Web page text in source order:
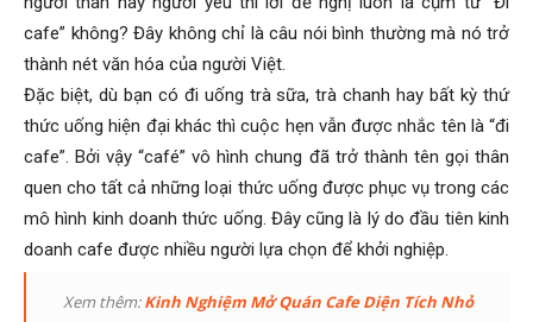
cafe” không? Đây không chỉ là câu nói bình thường mà nó trở
thành nét văn hóa của người Việt.
Đặc biệt, dù bạn có đi uống trà sữa, trà chanh hay bất kỳ thứ
thức uống hiện đại khác thì cuộc hẹn vẫn được nhắc tên là “đi
cafe”. Bởi vậy “café” vô hình chung đã trở thành tên gọi thân
quen cho tất cả những loại thức uống được phục vụ trong các
mô hình kinh doanh thức uống. Đây cũng là lý do đầu tiên kinh
doanh cafe được nhiều người lựa chọn để khởi nghiệp.
Xem thêm:Kinh Nghiệm Mở Quán Cafe Diện Tích Nhỏ